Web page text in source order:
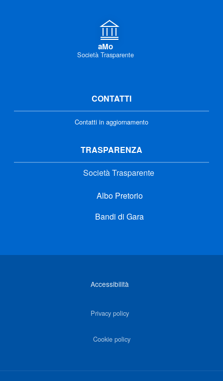
aMo
Società Trasparente
CONTATTI
Contatti in aggiornamento
TRASPARENZA
Società Trasparente
Albo Pretorio
Bandi di Gara
Accessibilità
Privacy policy
Cookie policy